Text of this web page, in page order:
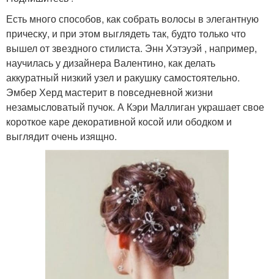
Есть много способов, как собрать волосы в элегантную
прическу, и при этом выглядеть так, будто только что
вышел от звездного стилиста. Энн Хэтэуэй , например,
научилась у дизайнера Валентино, как делать
аккуратный низкий узел и ракушку самостоятельно.
Эмбер Херд мастерит в повседневной жизни
незамысловатый пучок. А Кэри Маллиган украшает свое
короткое каре декоративной косой или ободком и
выглядит очень изящно.